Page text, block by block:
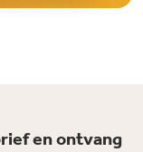
en ontvang